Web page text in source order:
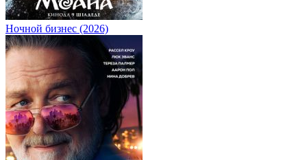
Ночной бизнес (2026)